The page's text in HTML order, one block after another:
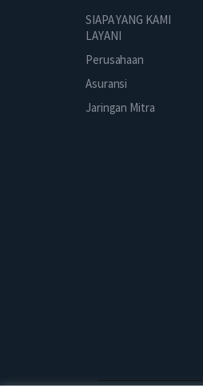
SIAPA YANG KAMI
LAYANI
Perusahaan
Asuransi
Jaringan Mitra